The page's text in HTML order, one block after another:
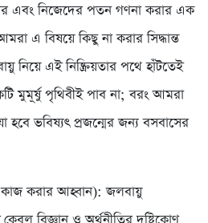
এবং নিজেদের পতন গণনা করার এক
এ বিষয়ে কিছু না করার সিদ্ধান্ত
নিয়ে এই নিষ্ক্রিয়তার পথে হাঁটতেই
মুমূর্ষু পৃথিবীই পাব না; বরং আমরা
ভবিষ্যৎ প্রজন্মের জন্য বসবাসের
কাজ করার আহ্বান): জলবায়ু